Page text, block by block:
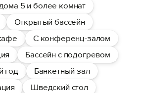
5 и более комнат
Открытый бассейн
С конференц-залом
Бассейн с подогревом
год
Банкетный зал
Шведский стол